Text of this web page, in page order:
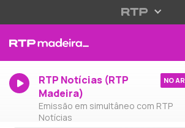
RTP Notícias (RTP
Madeira)
Emissão em simultâneo com RTP
Notícias
NO AR